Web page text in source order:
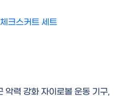
크스커트 세트
악력 강화 자이로볼 운동 기구,